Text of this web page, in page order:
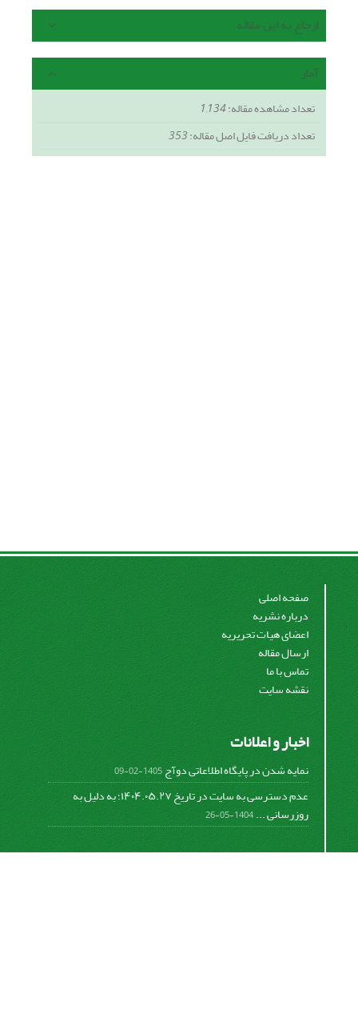
ارجاع به این مقاله
آمار
تعداد مشاهده مقاله:1,134
تعداد دریافت فایل اصل مقاله:353
صفحه اصلی
درباره نشریه
اعضای هیات تحریریه
ارسال مقاله
تماس با ما
نقشه سایت
اخبار و اعلانات
نمایه شدن در پایگاه اطلاعاتی دوآج1405-02-09
عدم دسترسی به سایت در تاریخ ۱۴۰۴.۰۵.۲۷؛ به دلیل به
روزرسانی ...1404-05-26